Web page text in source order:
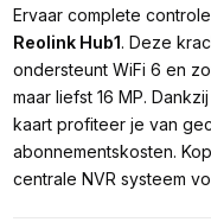
Ervaar complete
Reolink Hub1. Deze
ondersteunt WiFi 6 en
maar liefst 16 MP.
kaart profiteer je van
abonnementskosten.
centrale NVR systeem